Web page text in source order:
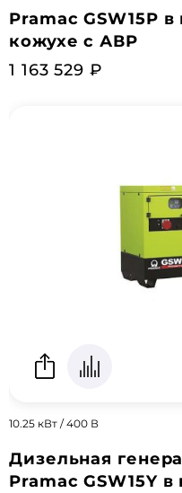
Pramac GSW15P
кожухе с АВР
1 163 529 ₽
10.25 кВт / 400 В
Дизельная
Pramac GSW15Y